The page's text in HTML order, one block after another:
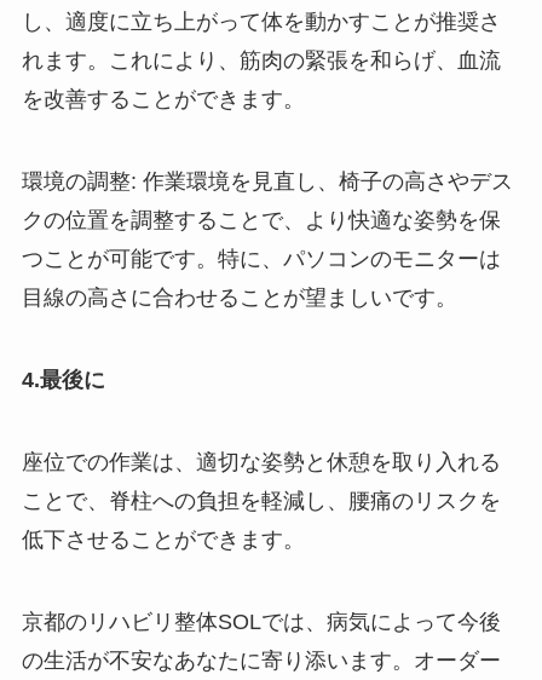
し、適度に立ち上がって体を動かすことが推奨さ
れます。これにより、筋肉の緊張を和らげ、血流
を改善することができます。
環境の調整: 作業環境を見直し、椅子の高さやデス
クの位置を調整することで、より快適な姿勢を保
つことが可能です。特に、パソコンのモニターは
目線の高さに合わせることが望ましいです。
4.最後に
座位での作業は、適切な姿勢と休憩を取り入れる
ことで、脊柱への負担を軽減し、腰痛のリスクを
低下させることができます。
京都のリハビリ整体SOLでは、病気によって今後
の生活が不安なあなたに寄り添います。オーダー